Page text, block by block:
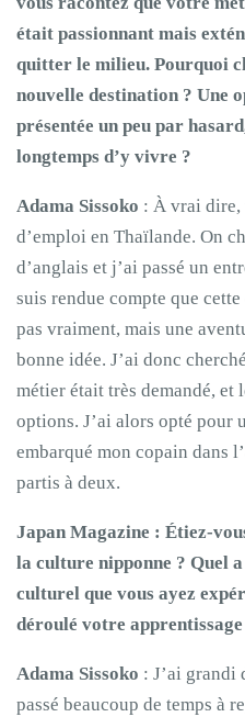
était passionnant mais
quitter le milieu. Pourquoi
nouvelle destination ? Une
présentée un peu par
longtemps d’y vivre ?
Adama Sissoko : À vrai dire,
d’emploi en Thaïlande. On
d’anglais et j’ai passé un
suis rendue compte que
pas vraiment, mais une
bonne idée. J’ai donc
métier était très demandé,
options. J’ai alors opté pour
embarqué mon copain dans
partis à deux.
Japan Magazine : Étiez-
la culture nipponne ? Quel
culturel que vous ayez
déroulé votre
Adama Sissoko : J’ai grandi
passé beaucoup de temps à